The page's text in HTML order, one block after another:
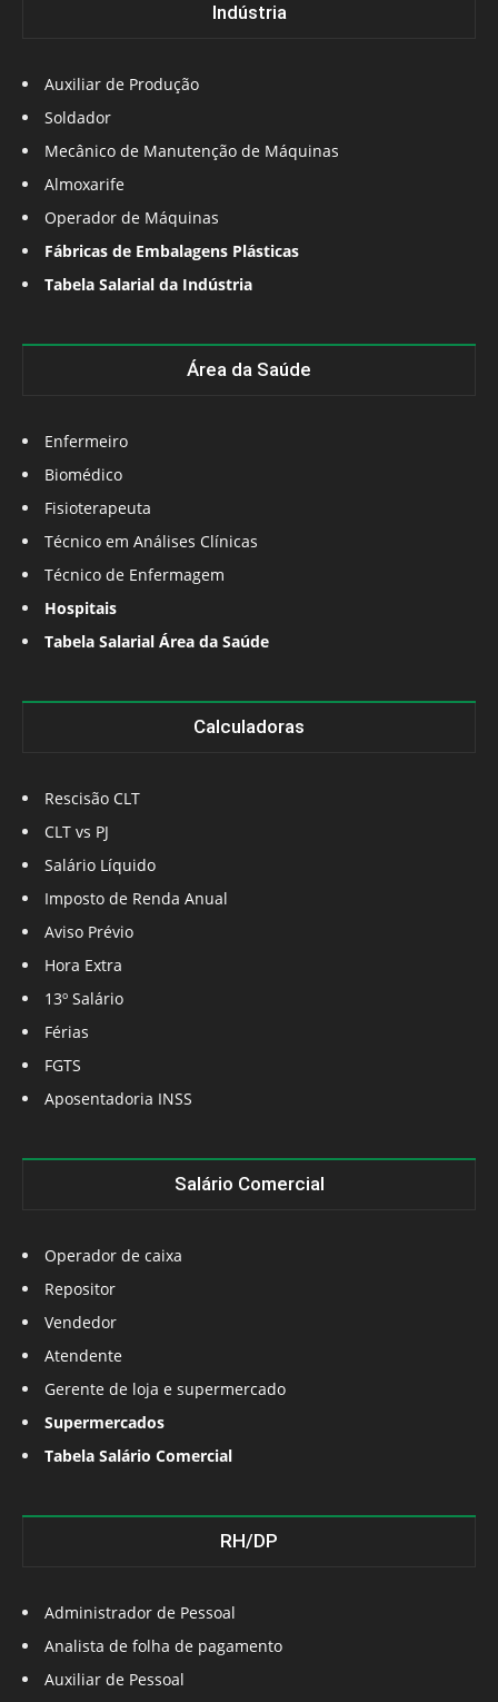
Indústria
Auxiliar de Produção
Soldador
Mecânico de Manutenção de Máquinas
Almoxarife
Operador de Máquinas
Fábricas de Embalagens Plásticas
Tabela Salarial da Indústria
Área da Saúde
Enfermeiro
Biomédico
Fisioterapeuta
Técnico em Análises Clínicas
Técnico de Enfermagem
Hospitais
Tabela Salarial Área da Saúde
Calculadoras
Rescisão CLT
CLT vs PJ
Salário Líquido
Imposto de Renda Anual
Aviso Prévio
Hora Extra
13º Salário
Férias
FGTS
Aposentadoria INSS
Salário Comercial
Operador de caixa
Repositor
Vendedor
Atendente
Gerente de loja e supermercado
Supermercados
Tabela Salário Comercial
RH/DP
Administrador de Pessoal
Analista de folha de pagamento
Auxiliar de Pessoal